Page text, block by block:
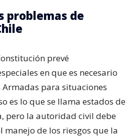
problemas de
prevé
en que es necesario
Armadas para situaciones
es lo que se llama estados de
pero la autoridad civil debe
manejo de los riesgos que la